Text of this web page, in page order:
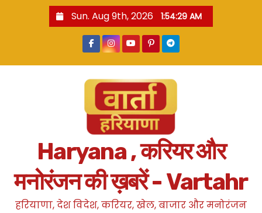
Sun. Aug 9th, 2026 1:54:30 AM
Haryana , करियर और
मनोरंजन की ख़बरें - Vartahr
हरियाणा, देश विदेश, करियर, खेल, बाजार और मनोरंजन